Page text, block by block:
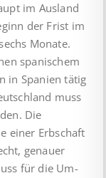
im Ausland
der Frist im
Monate.
spanischem
in Spanien tätig
muss
Die
einer Erbschaft
genauer
für die Um­